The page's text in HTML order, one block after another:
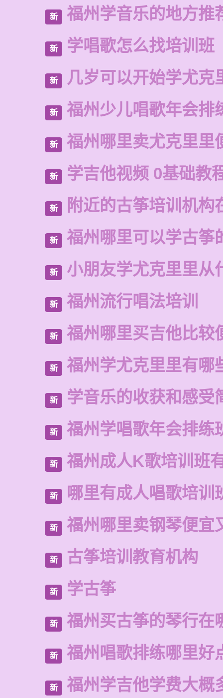
新 福州学音乐的地方推
新 学唱歌怎么找培训班
新 几岁可以开始学尤克
新 福州少儿唱歌年会排
新 福州哪里卖尤克里里
新 学吉他视频 0基础教
新 附近的古筝培训机构
新 福州哪里可以学古筝
新 小朋友学尤克里里从
新 福州流行唱法培训
新 福州哪里买吉他比较
新 福州学尤克里里有哪
新 学音乐的收获和感受
新 福州学唱歌年会排练
新 福州成人K歌培训班
新 哪里有成人唱歌培训
新 福州哪里卖钢琴便宜
新 古筝培训教育机构
新 学古筝
新 福州买古筝的琴行在
新 福州唱歌排练哪里好
新 福州学吉他学费大概